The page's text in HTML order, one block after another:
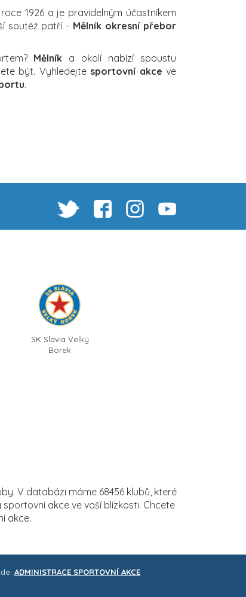
1926 a je pravidelným účastníkem
soutěž patří - Mělník okresní přebor
Mělník a okolí nabízí spoustu
být. Vyhledejte sportovní akce ve
.
SK Slavia Velký
Borek
V databázi máme 68456 klubů, které
akce ve vaší blízkosti. Chcete
akce.
ADMINISTRACE SPORTOVNÍ AKCE